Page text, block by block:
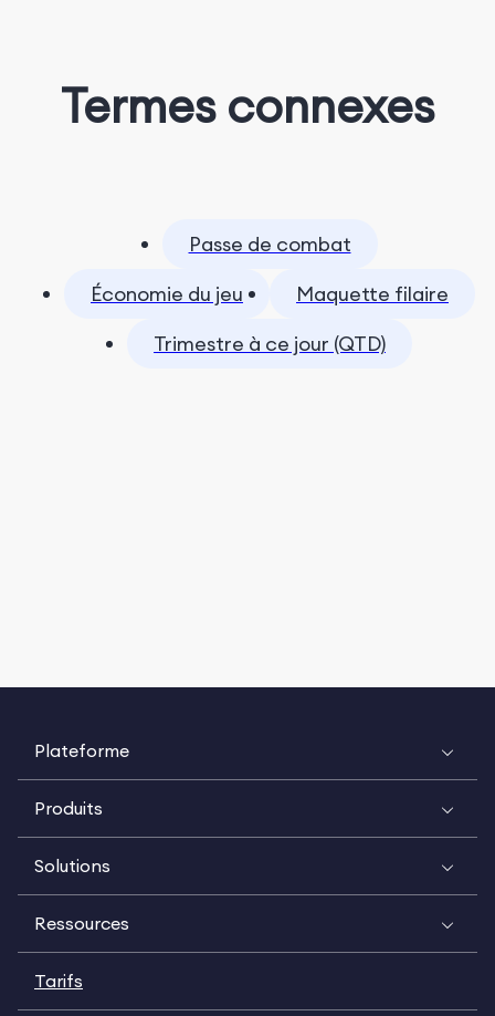
Termes connexes
Passe de combat
Économie du jeu
Maquette filaire
Trimestre à ce jour (QTD)
Plateforme
Produits
Solutions
Ressources
Tarifs